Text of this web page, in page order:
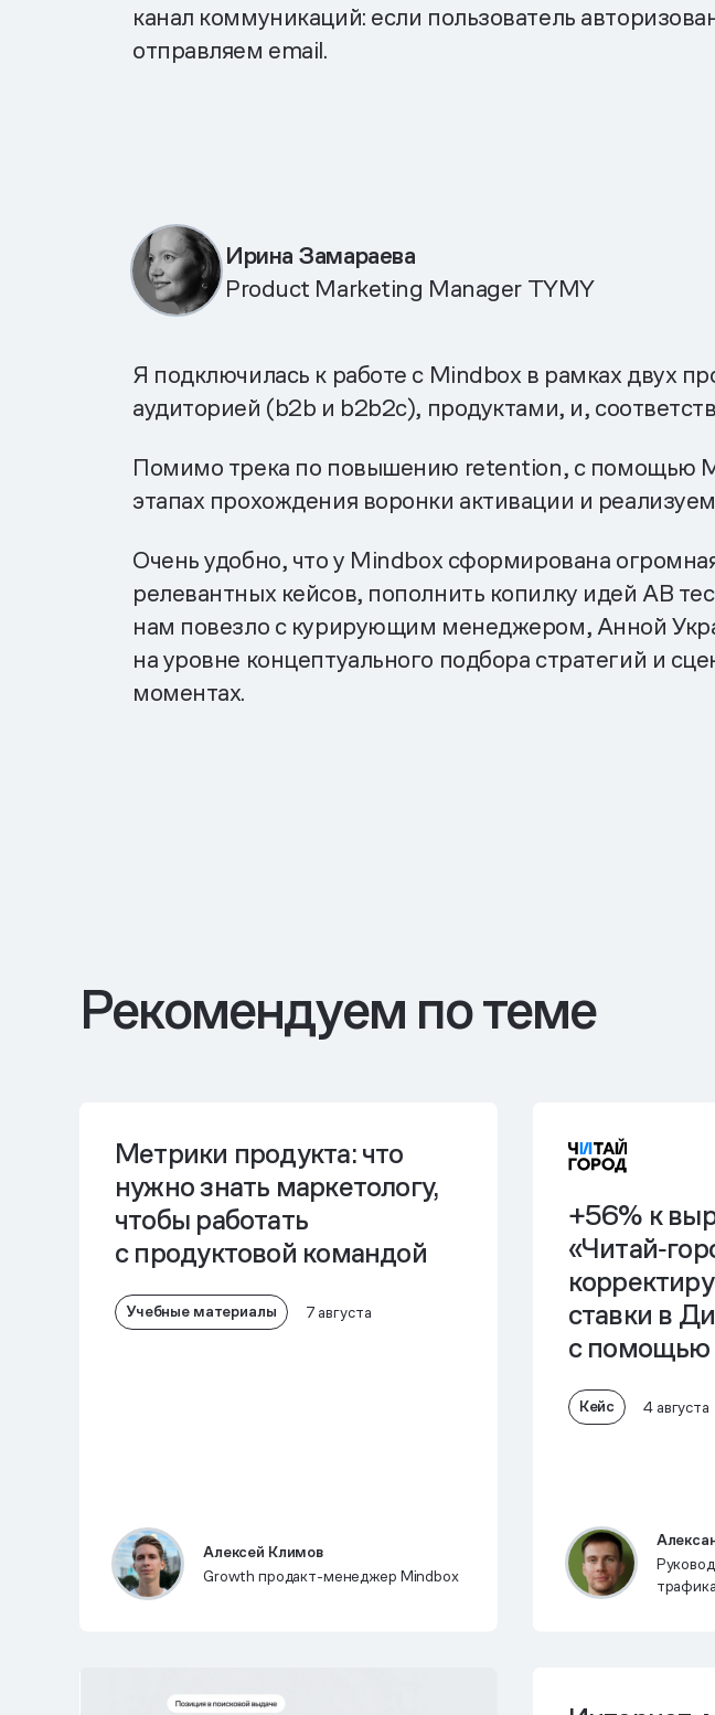
канал коммуникаций: если пользователь
отправляем email.
Ирина Замараева
Product Marketing Manager TYMY
Я подключилась к работе с Mindbox в рамках двух
аудиторией (b2b и b2b2c), продуктами, и,
Помимо трека по повышению retention, с помощью
этапах прохождения воронки активации и
Очень удобно, что у Mindbox сформирована
релевантных кейсов, пополнить копилку идей AB
нам повезло с курирующим менеджером, Анной
на уровне концептуального подбора стратегий и
моментах.
Рекомендуем по теме
Метрики продукта: что
нужно знать маркетологу,
чтобы работать
с продуктовой командой
Учебные материалы 7 августа
Алексей Климов
Growth продакт-менеджер Mindbox
+56% к
ставки в
с помощью
Кейс 4 августа